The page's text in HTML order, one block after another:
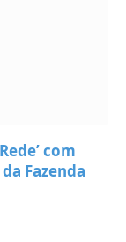
com
Fazenda